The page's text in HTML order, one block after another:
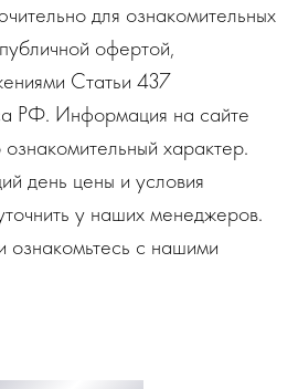
для ознакомительных
офертой,
Статьи 437
РФ. Информация на сайте
характер.
день цены и условия
у наших менеджеров.
ознакомьтесь с нашими